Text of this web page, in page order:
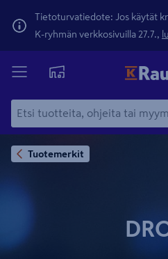
Tietoturvatiedote: Jos käytät
K-ryhmän verkkosivuilla 27.7.,
Tuotemerkit